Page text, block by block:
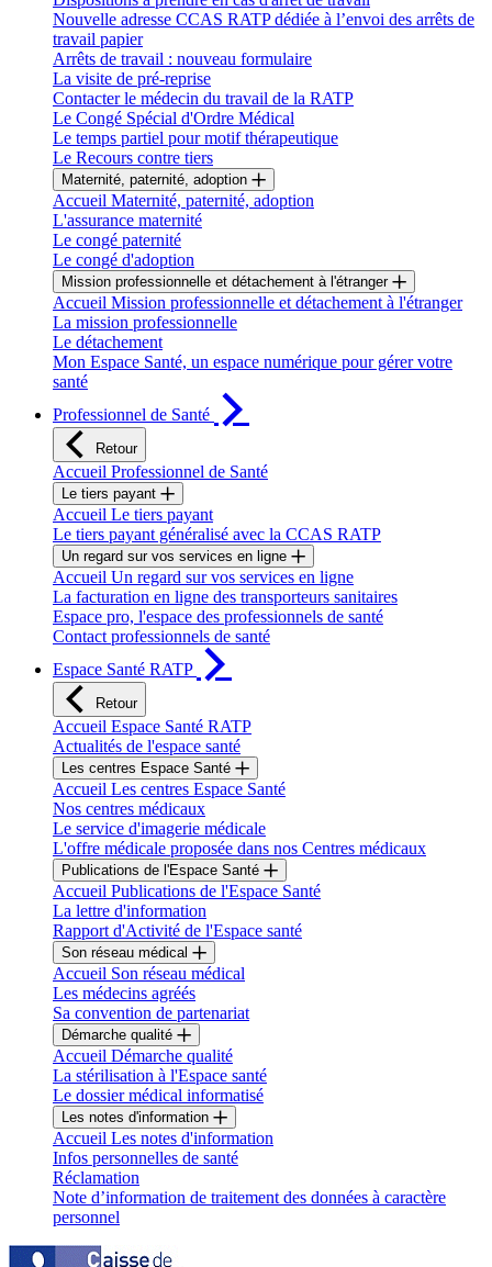
Nouvelle adresse CCAS RATP dédiée à l’envoi des arrêts de
travail papier
Arrêts de travail : nouveau formulaire
La visite de pré-reprise
Contacter le médecin du travail de la RATP
Le Congé Spécial d'Ordre Médical
Le temps partiel pour motif thérapeutique
Le Recours contre tiers
Maternité, paternité, adoption
Accueil Maternité, paternité, adoption
L'assurance maternité
Le congé paternité
Le congé d'adoption
Mission professionnelle et détachement à l'étranger
Accueil Mission professionnelle et détachement à l'étranger
La mission professionnelle
Le détachement
Mon Espace Santé, un espace numérique pour gérer votre
santé
Professionnel de Santé
Retour
Accueil Professionnel de Santé
Le tiers payant
Accueil Le tiers payant
Le tiers payant généralisé avec la CCAS RATP
Un regard sur vos services en ligne
Accueil Un regard sur vos services en ligne
La facturation en ligne des transporteurs sanitaires
Espace pro, l'espace des professionnels de santé
Contact professionnels de santé
Espace Santé RATP
Retour
Accueil Espace Santé RATP
Actualités de l'espace santé
Les centres Espace Santé
Accueil Les centres Espace Santé
Nos centres médicaux
Le service d'imagerie médicale
L'offre médicale proposée dans nos Centres médicaux
Publications de l'Espace Santé
Accueil Publications de l'Espace Santé
La lettre d'information
Rapport d'Activité de l'Espace santé
Son réseau médical
Accueil Son réseau médical
Les médecins agréés
Sa convention de partenariat
Démarche qualité
Accueil Démarche qualité
La stérilisation à l'Espace santé
Le dossier médical informatisé
Les notes d'information
Accueil Les notes d'information
Infos personnelles de santé
Réclamation
Note d’information de traitement des données à caractère
personnel